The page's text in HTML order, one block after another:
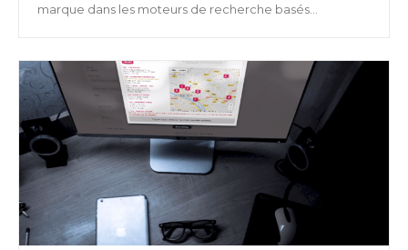
marque dans les moteurs de recherche basés...